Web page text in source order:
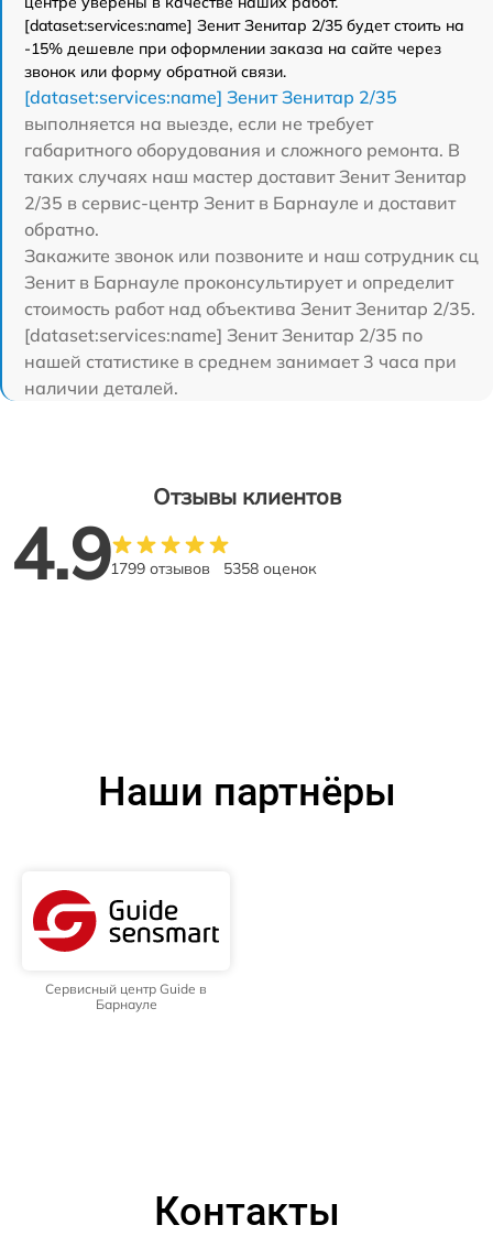
[dataset:services:name] Зенит Зенитар 2/35 будет стоить на
-15% дешевле при оформлении заказа на сайте через
звонок или форму обратной связи.
[dataset:services:name] Зенит Зенитар 2/35
выполняется на выезде, если не требует
габаритного оборудования и сложного ремонта. В
таких случаях наш мастер доставит Зенит Зенитар
2/35 в сервис-центр Зенит в Барнауле и доставит
обратно.
Закажите звонок или позвоните и наш сотрудник сц
Зенит в Барнауле проконсультирует и определит
стоимость работ над объектива Зенит Зенитар 2/35.
[dataset:services:name] Зенит Зенитар 2/35 по
нашей статистике в среднем занимает 3 часа при
наличии деталей.
Отзывы клиентов
4.91799 отзывов 5358 оценок
Наши партнёры
Сервисный центр Guide в
Барнауле
Контакты